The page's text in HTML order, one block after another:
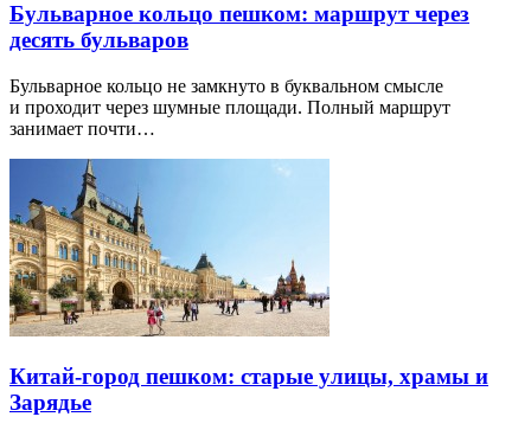
Бульварное кольцо пешком: маршрут через
десять бульваров
Бульварное кольцо не замкнуто в буквальном смысле
и проходит через шумные площади. Полный маршрут
занимает почти…
Китай-город пешком: старые улицы, храмы и
Зарядье